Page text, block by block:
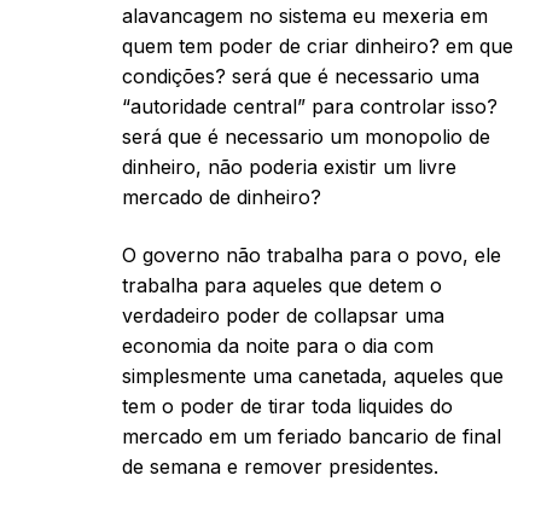
alavancagem no sistema eu mexeria em
quem tem poder de criar dinheiro? em que
condições? será que é necessario uma
“autoridade central” para controlar isso?
será que é necessario um monopolio de
dinheiro, não poderia existir um livre
mercado de dinheiro?
O governo não trabalha para o povo, ele
trabalha para aqueles que detem o
verdadeiro poder de collapsar uma
economia da noite para o dia com
simplesmente uma canetada, aqueles que
tem o poder de tirar toda liquides do
mercado em um feriado bancario de final
de semana e remover presidentes.